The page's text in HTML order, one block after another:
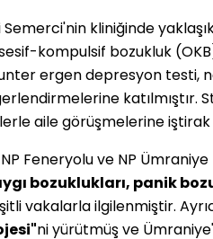
kliniğinde
kompulsif bozukluk
ergen depresyon testi,
katılmıştır.
aile görüşmelerine
Feneryolu ve NP
bozuklukları, panik
vakalarla ilgilenmiştir.
ni yürütmüş ve